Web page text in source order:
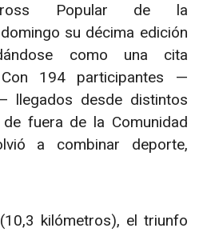
Popular de la
su décima edición
como una cita
194 participantes —
llegados desde distintos
fuera de la Comunidad
a combinar deporte,
kilómetros), el triunfo